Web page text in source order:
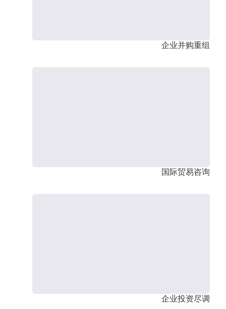
企业并购重组
国际贸易咨询
企业投资尽调